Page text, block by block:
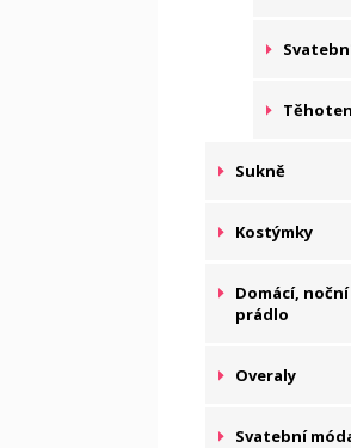
Sukně
Kostýmky
Domácí,
prádlo
Overaly
Svatební